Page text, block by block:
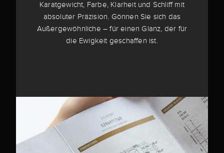
Karatgewicht, Farbe, Klarheit und Schliff mit
absoluter Präzision. Gönnen Sie sich das
Außergewöhnliche – für einen Glanz, der für
die Ewigkeit geschaffen ist.